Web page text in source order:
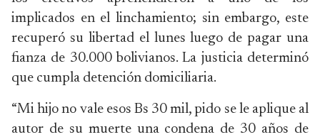
implicados en el linchamiento; sin embargo, este
recuperó su libertad el lunes luego de pagar una
fianza de 30.000 bolivianos. La justicia determinó
que cumpla detención domiciliaria.
“Mi hijo no vale esos Bs 30 mil, pido se le aplique al
autor de su muerte una condena de 30 años de